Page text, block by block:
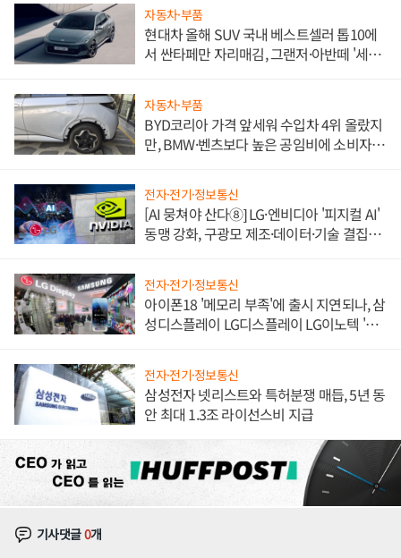
자동차·부품
현대차 올해 SUV 국내 베스트셀러 톱10에
서 싼타페만 자리매김, 그랜저·아반떼 '세단
자동차·부품
BYD코리아 가격 앞세워 수입차 4위 올랐지
만, BMW·벤츠보다 높은 공임비에 소비자
전자·전기·정보통신
[AI 뭉쳐야 산다⑧] LG·엔비디아 '피지컬 AI'
동맹 강화, 구광모 제조·데이터·기술 결집
전자·전기·정보통신
아이폰18 '메모리 부족'에 출시 지연되나, 삼
성디스플레이 LG디스플레이 LG이노텍 '탈
전자·전기·정보통신
삼성전자 넷리스트와 특허분쟁 매듭, 5년 동
안 최대 1.3조 라이선스비 지급
기사댓글0개